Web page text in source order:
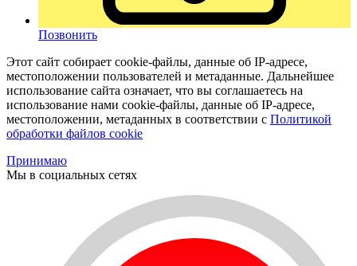
Позвонить
Этот сайт собирает cookie-файлы, данные об IP-адресе,
местоположении пользователей и метаданные. Дальнейшее
использование сайта означает, что вы соглашаетесь на
использование нами cookie-файлы, данные об IP-адресе,
местоположении, метаданных в соответствии с Политикой
обработки файлов cookie
Принимаю
Мы в социальных сетях